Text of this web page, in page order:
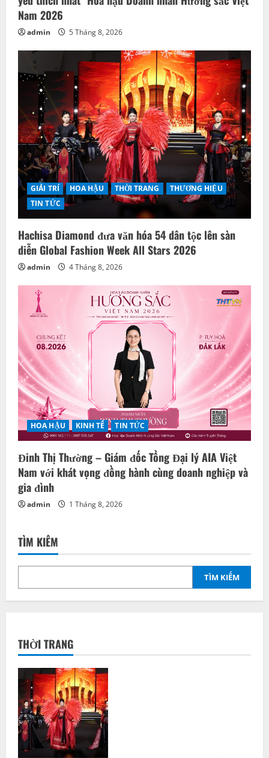
Nam 2026
admin 5 Tháng 8, 2026
GIẢI TRÍ HOA HẬU THỜI TRANG
THƯƠNG HIỆU
TIN TỨC
Hachisa Diamond đưa văn hóa 54 dân tộc lên sàn
diễn Global Fashion Week All Stars 2026
admin 4 Tháng 8, 2026
HOA HẬU KINH TẾ TIN TỨC
Đinh Thị Thường – Giám đốc Tổng Đại lý AIA Việt
Nam với khát vọng đồng hành cùng doanh nghiệp và
gia đình
admin 1 Tháng 8, 2026
TÌM KIẾM
TÌM KIẾM
THỜI TRANG